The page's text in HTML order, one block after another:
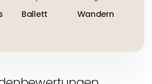
Ballett Wandern